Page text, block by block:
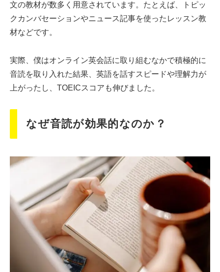
文の教材が数多く用意されています。たとえば、トピッ
クカンバセーションやニュース記事を使ったレッスン教
材などです。
実際、僕はオンライン英会話に取り組むなかで積極的に
音読を取り入れた結果、英語を話すスピードや理解力が
上がったし、TOEICスコアも伸びました。
なぜ音読が効果的なのか？